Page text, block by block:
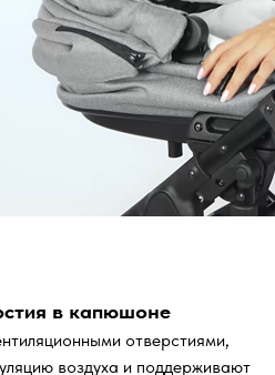
в капюшоне
отверстиями,
воздуха и поддерживают